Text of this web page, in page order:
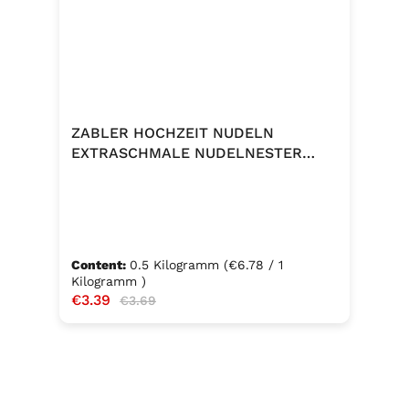
ZABLER HOCHZEIT NUDELN
EXTRASCHMALE NUDELNESTER
Content: 0.5 Kilogramm (€6.78 / 1
Kilogramm )
Sale price:
€3.39 Regular price:
€3.69